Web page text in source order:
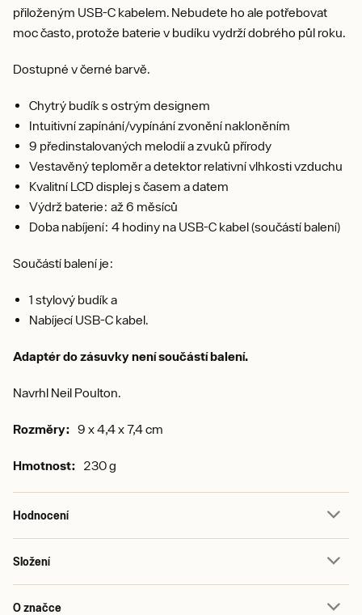
přiloženým USB-C kabelem. Nebudete ho ale potřebovat
moc často, protože baterie v budíku vydrží dobrého půl roku.
Dostupné v černé barvě.
Chytrý budík s ostrým designem
Intuitivní zapínání/vypínání zvonění nakloněním
9 předinstalovaných melodií a zvuků přírody
Vestavěný teploměr a detektor relativní vlhkosti vzduchu
Kvalitní LCD displej s časem a datem
Výdrž baterie: až 6 měsíců
Doba nabíjení: 4 hodiny na USB-C kabel (součástí balení)
Součástí balení je:
1 stylový budík a
Nabíjecí USB-C kabel.
Adaptér do zásuvky není součástí balení.
Navrhl Neil Poulton.
Rozměry: 9 x 4,4 x 7,4 cm
Hmotnost: 230 g
Hodnocení
Složení
O značce